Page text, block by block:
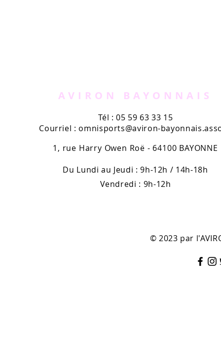
AVIRON BAYONNAIS
Tél : 05 59 63 33 15
Courriel : omnisports@aviron-
1, rue Harry Owen Roë - 64100 BAYONNE
Du Lundi au Jeudi : 9h-12h / 14h-18h
Vendredi : 9h-12h
© 2023 par